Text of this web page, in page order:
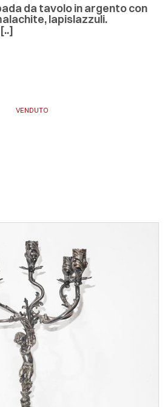
da tavolo in argento con
lapislazzuli.
VENDUTO